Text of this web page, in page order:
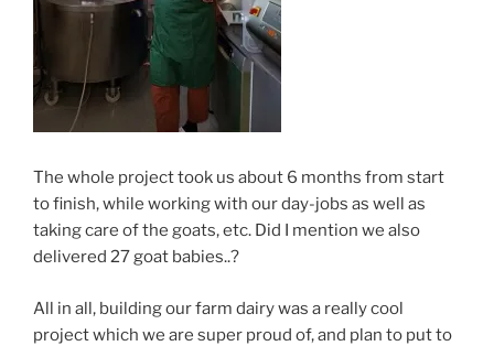
The whole project took us about 6 months from start
to finish, while working with our day-jobs as well as
taking care of the goats, etc. Did I mention we also
delivered 27 goat babies..?
All in all, building our farm dairy was a really cool
project which we are super proud of, and plan to put to